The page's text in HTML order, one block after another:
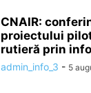
CNAIR:
proiectului
rutieră prin
admin_info_3 - 5